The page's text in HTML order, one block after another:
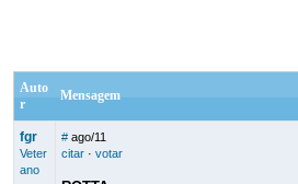
Auto
r
Mensagem
fgr
Veter
ano
# ago/11
citar· votar